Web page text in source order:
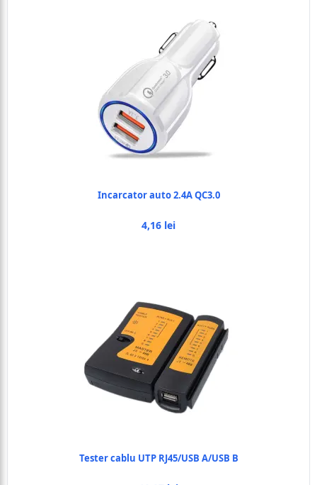
Incarcator auto 2.4A QC3.0
4,16 lei
Tester cablu UTP RJ45/USB A/USB B